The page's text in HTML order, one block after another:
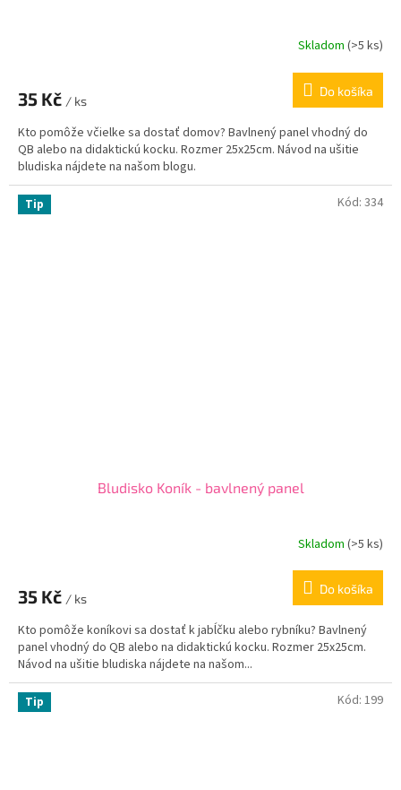
Skladom (>5 ks)
35 Kč / ks
Do košíka
Kto pomôže včielke sa dostať domov? Bavlnený panel vhodný do
QB alebo na didaktickú kocku. Rozmer 25x25cm. Návod na ušitie
bludiska nájdete na našom blogu.
Tip
Bludisko Koník - bavlnený panel
Skladom (>5 ks)
35 Kč / ks
Do košíka
Kto pomôže koníkovi sa dostať k jabĺčku alebo rybníku? Bavlnený
panel vhodný do QB alebo na didaktickú kocku. Rozmer 25x25cm.
Návod na ušitie bludiska nájdete na našom...
Kód: 334
Tip Kód: 199